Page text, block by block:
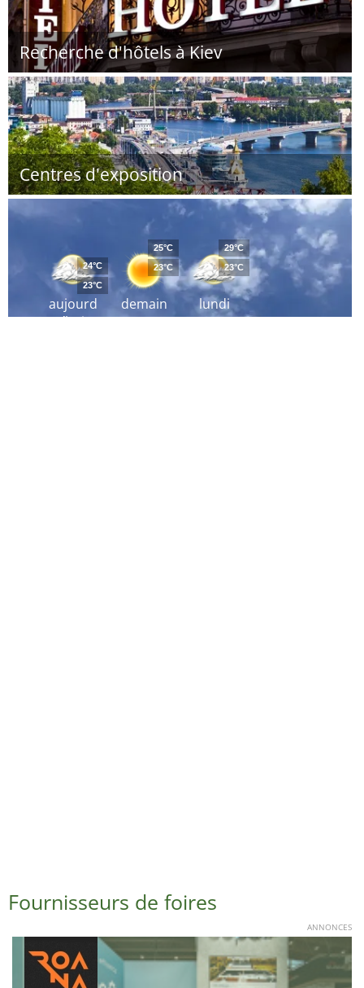
Recherche d'hôtels à Kiev
Centres d'exposition
aujourd
´hui
24°C
23°C
demain
25°C
23°C
lundi
29°C
23°C
Fournisseurs de foires
ANNONCES